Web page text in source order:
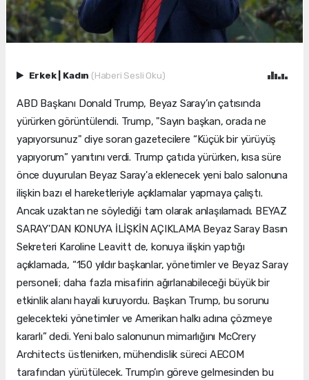
Erkek Kadın (Haberi Sesli Oku)
ABD Başkanı Donald Trump, Beyaz Saray’ın çatısında
yürürken görüntülendi. Trump, "Sayın başkan, orada ne
yapıyorsunuz" diye soran gazetecilere “Küçük bir yürüyüş
yapıyorum” yanıtını verdi. Trump çatıda yürürken, kısa süre
önce duyurulan Beyaz Saray'a eklenecek yeni balo salonuna
ilişkin bazı el hareketleriyle açıklamalar yapmaya çalıştı.
Ancak uzaktan ne söylediği tam olarak anlaşılamadı. BEYAZ
SARAY'DAN KONUYA İLİŞKİN AÇIKLAMA Beyaz Saray Basın
Sekreteri Karoline Leavitt de, konuya ilişkin yaptığı
açıklamada, “150 yıldır başkanlar, yönetimler ve Beyaz Saray
personeli; daha fazla misafirin ağırlanabileceği büyük bir
etkinlik alanı hayali kuruyordu. Başkan Trump, bu sorunu
gelecekteki yönetimler ve Amerikan halkı adına çözmeye
kararlı” dedi. Yeni balo salonunun mimarlığını McCrery
Architects üstlenirken, mühendislik süreci AECOM
tarafından yürütülecek. Trump’ın göreve gelmesinden bu